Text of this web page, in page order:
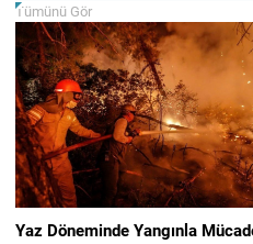
Tümünü Gör
Yaz Döneminde Yangınla